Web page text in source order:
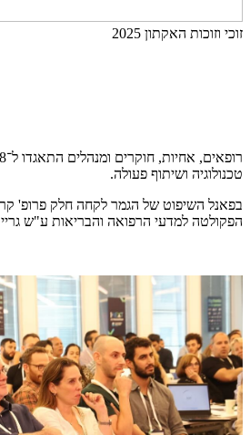
זוכי וזוכות האקתון 2025
טכנולוגיה ושיתוף פעולה.
בפאנל השיפוט של הגמר לקחה חלק פרופ'
הפקולטה למדעי הרפואה והבריאות ע"ש